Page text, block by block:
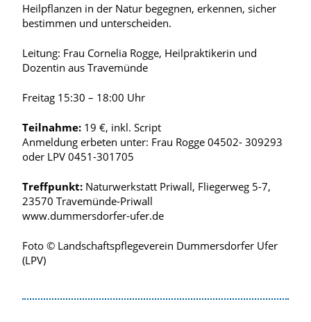
Heilpflanzen in der Natur begegnen, erkennen, sicher
bestimmen und unterscheiden.
Leitung: Frau Cornelia Rogge, Heilpraktikerin und
Dozentin aus Travemünde
Freitag 15:30 – 18:00 Uhr
Teilnahme: 19 €, inkl. Script
Anmeldung erbeten unter: Frau Rogge 04502- 309293
oder LPV 0451-301705
Treffpunkt: Naturwerkstatt Priwall, Fliegerweg 5-7,
23570 Travemünde-Priwall
www.dummersdorfer-ufer.de
Foto © Landschaftspflegeverein Dummersdorfer Ufer
(LPV)